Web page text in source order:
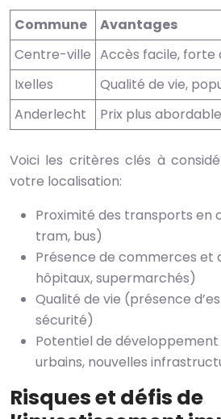
Commune
Avantages
Centre-ville Accès facile, forte
Ixelles
Qualité de vie,
Anderlecht
Prix plus
Voici les critères clés à
votre localisation:
Proximité des transports en
tram, bus)
Présence de commerces et
hôpitaux, supermarchés)
Qualité de vie (présence
sécurité)
Potentiel de
urbains, nouvelles
Risques et défis de